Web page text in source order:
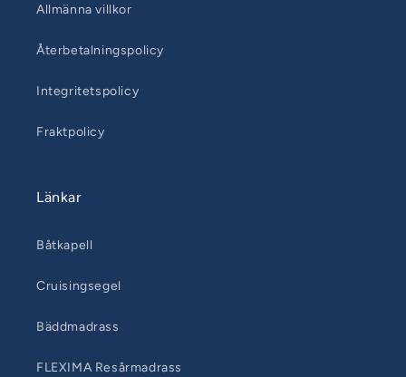
Allmänna villkor
Återbetalningspolicy
Integritetspolicy
Fraktpolicy
Länkar
Båtkapell
Cruisingsegel
Bäddmadrass
FLEXIMA Resårmadrass